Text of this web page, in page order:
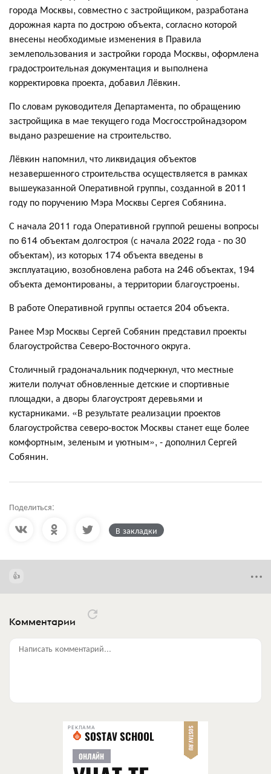
города Москвы, совместно с застройщиком, разработана
дорожная карта по дострою объекта, согласно которой
внесены необходимые изменения в Правила
землепользования и застройки города Москвы, оформлена
градостроительная документация и выполнена
корректировка проекта, добавил Лёвкин.
По словам руководителя Департамента, по обращению
застройщика в мае текущего года Мосгосстройнадзором
выдано разрешение на строительство.
Лёвкин напомнил, что ликвидация объектов
незавершенного строительства осуществляется в рамках
вышеуказанной Оперативной группы, созданной в 2011
году по поручению Мэра Москвы Сергея Собянина.
С начала 2011 года Оперативной группой решены вопросы
по 614 объектам долгостроя (с начала 2022 года - по 30
объектам), из которых 174 объекта введены в
эксплуатацию, возобновлена работа на 246 объектах, 194
объекта демонтированы, а территории благоустроены.
В работе Оперативной группы остается 204 объекта.
Ранее Мэр Москвы Сергей Собянин представил проекты
благоустройства Северо-Восточного округа.
Столичный градоначальник подчеркнул, что местные
жители получат обновленные детские и спортивные
площадки, а дворы благоустроят деревьями и
кустарниками. «В результате реализации проектов
благоустройства северо-восток Москвы станет еще более
комфортным, зеленым и уютным», - дополнил Сергей
Собянин.
Поделиться:
В закладки
Комментарии
Написать комментарий...
РЕКЛАМА